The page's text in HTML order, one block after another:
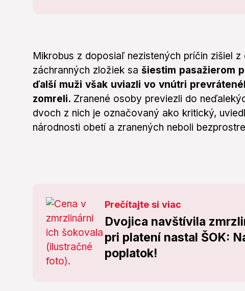
Mikrobus z doposiaľ nezistených príčin zišiel
záchranných zložiek sa šiestim pasažierom
ďalší muži však uviazli vo vnútri
zomreli. Zranené osoby previezli do
dvoch z nich je označovaný ako kritický,
národnosti obetí a zranených neboli
Prečítajte si viac
Dvojica navštívila
pri platení nastal ŠOK:
poplatok!